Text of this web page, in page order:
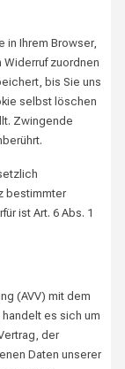
in Ihrem Browser,
zuordnen
bis Sie uns
selbst löschen
Zwingende
bestimmter
ist Art. 6 Abs. 1
(AVV) mit dem
es sich um
der
Daten unserer